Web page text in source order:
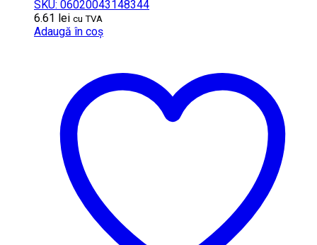
SKU: 06020043148344
6.61 lei cu TVA
Adaugă în coș